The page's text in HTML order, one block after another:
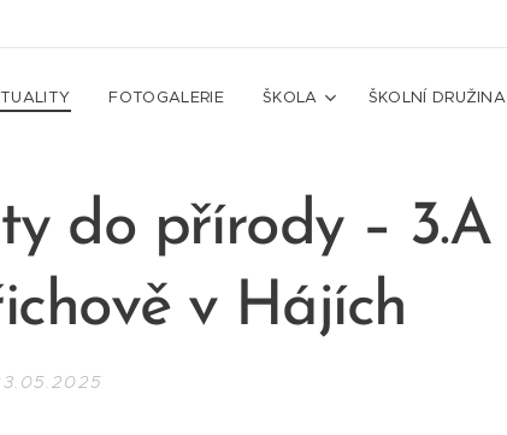
FOTOGALERIE ŠKOLA ŠKOLNÍ DRUŽINA
do přírody – 3.A
v Hájích